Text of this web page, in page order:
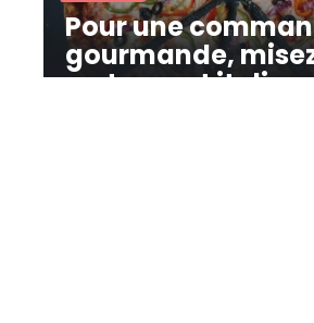
Pour une
gourmande,
restaurant italien